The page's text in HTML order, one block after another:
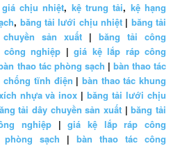
chịu nhiệt, kệ trung tải, kệ hạng
, băng tải lưới chịu nhiệt| băng tải
sản xuất | băng tải công
nghiệp |giá kệ lắp ráp công
thao tác phòng sạch | bàn thao tác
chống tĩnh điện | bàn thao tác khung
nhựa và inox |băng tải lưới chịu
tải dây chuyền sản xuất |băng tải
nghiệp |giá kệ lắp ráp công
sạch | bàn thao tác công